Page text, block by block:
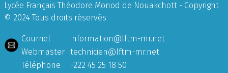
Lycée Français Théodore Monod de Nouakchott - Copyright
© 2024 Tous droits réservés
Courriel
information@lftm-mr.net
Webmaster technicien@lftm-mr.net
Téléphone
+222 45 25 18 50